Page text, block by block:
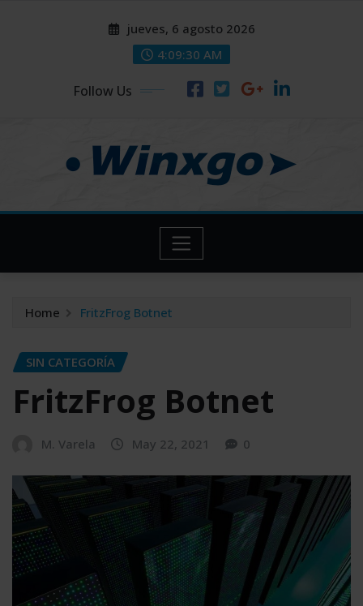
jueves, 6 agosto 2026
4:09:31 AM
Follow Us
Home FritzFrog Botnet
SIN CATEGORÍA
FritzFrog Botnet
M. Varela May 22, 2021 0